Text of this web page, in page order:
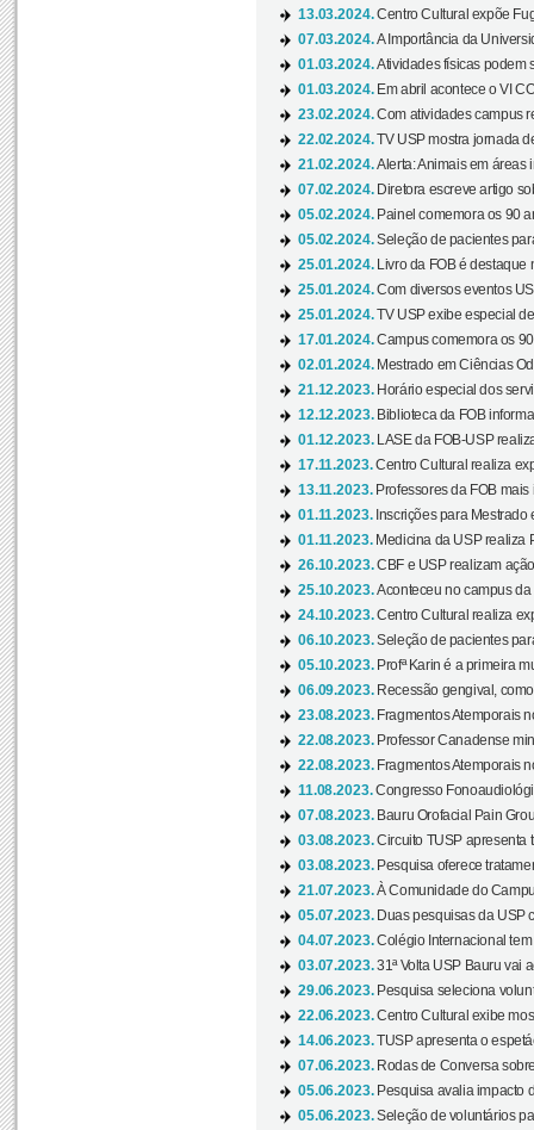
13.03.2024.Centro Cultural expõe
07.03.2024.A Importância da
01.03.2024.Atividades físicas podem
01.03.2024. Em abril acontece o VI
23.02.2024.Com atividades campus
22.02.2024.TV USP mostra jornada
21.02.2024.Alerta: Animais em áreas
07.02.2024. Diretora escreve artigo
05.02.2024. Painel comemora os 90
05.02.2024.Seleção de pacientes
25.01.2024.
Livro da FOB é destaque
25.01.2024.Com diversos eventos
25.01.2024.TV USP exibe especial
17.01.2024.Campus comemora os
02.01.2024. Mestrado em Ciências
21.12.2023. Horário especial dos
12.12.2023. Biblioteca da FOB
01.12.2023.
LASE da FOB-USP
17.11.2023.Centro Cultural realiza
13.11.2023. Professores da FOB
01.11.2023. Inscrições para
01.11.2023. Medicina da USP realiza
26.10.2023.CBF e USP realizam
25.10.2023.Aconteceu no campus da
24.10.2023.Centro Cultural realiza
06.10.2023.Seleção de pacientes
05.10.2023. Profª Karin é a primeira
06.09.2023. Recessão gengival,
23.08.2023. Fragmentos Atemporais
22.08.2023. Professor Canadense
22.08.2023. Fragmentos Atemporais
11.08.2023.Congresso
07.08.2023. Bauru Orofacial Pain
03.08.2023.Circuito TUSP apresenta
03.08.2023. Pesquisa oferece
21.07.2023.À Comunidade do
05.07.2023. Duas pesquisas da USP
04.07.2023.Colégio Internacional
03.07.2023.31ª Volta USP Bauru vai
29.06.2023. Pesquisa seleciona
22.06.2023.Centro Cultural exibe
14.06.2023.TUSP apresenta o
07.06.2023. Rodas de Conversa
05.06.2023. Pesquisa avalia impacto
05.06.2023.Seleção de voluntários